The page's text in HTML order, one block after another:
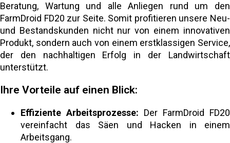
Beratung, Wartung und alle Anliegen rund um den
FarmDroid FD20 zur Seite. Somit profitieren unsere Neu-
und Bestandskunden nicht nur von einem innovativen
Produkt, sondern auch von einem erstklassigen Service,
der den nachhaltigen Erfolg in der Landwirtschaft
unterstützt.
Ihre Vorteile auf einen Blick:
Effiziente Arbeitsprozesse: Der FarmDroid FD20
vereinfacht das Säen und Hacken in einem
Arbeitsgang.